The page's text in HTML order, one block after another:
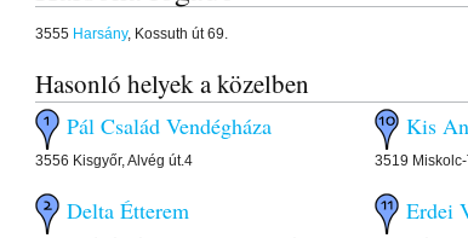
3555 Harsány, Kossuth út 69.
Hasonló helyek a közelben
Pál Család Vendégháza
3556 Kisgyőr, Alvég út.4
Delta Étterem
Kis
3519
Erdei